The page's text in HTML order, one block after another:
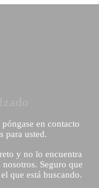
en contacto
para usted.
y no lo encuentra
Seguro que
que está buscando.